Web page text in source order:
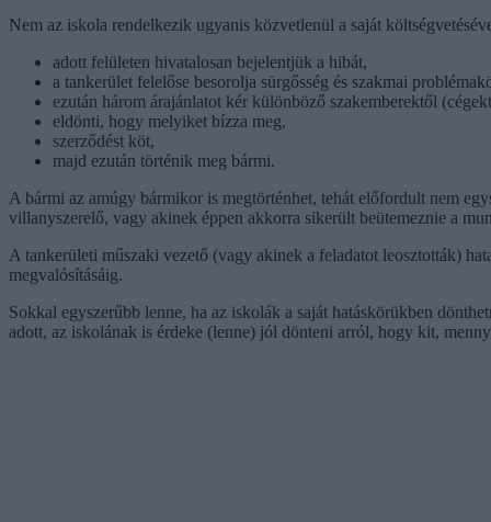
Nem az iskola rendelkezik ugyanis közvetlenül a saját
adott felületen hivatalosan bejelentjük a hibát,
a tankerület felelőse besorolja sürgősség és szakmai
ezután három árajánlatot kér különböző szakemberektől
eldönti, hogy melyiket bízza meg,
szerződést köt,
majd ezután történik meg bármi.
A bármi az amúgy bármikor is megtörténhet, tehát előfordult nem
villanyszerelő, vagy akinek éppen akkorra sikerült beütemeznie a
A tankerületi műszaki vezető (vagy akinek a feladatot leosztották)
megvalósításáig.
Sokkal egyszerűbb lenne, ha az iskolák a saját hatáskörükben
adott, az iskolának is érdeke (lenne) jól dönteni arról, hogy kit,